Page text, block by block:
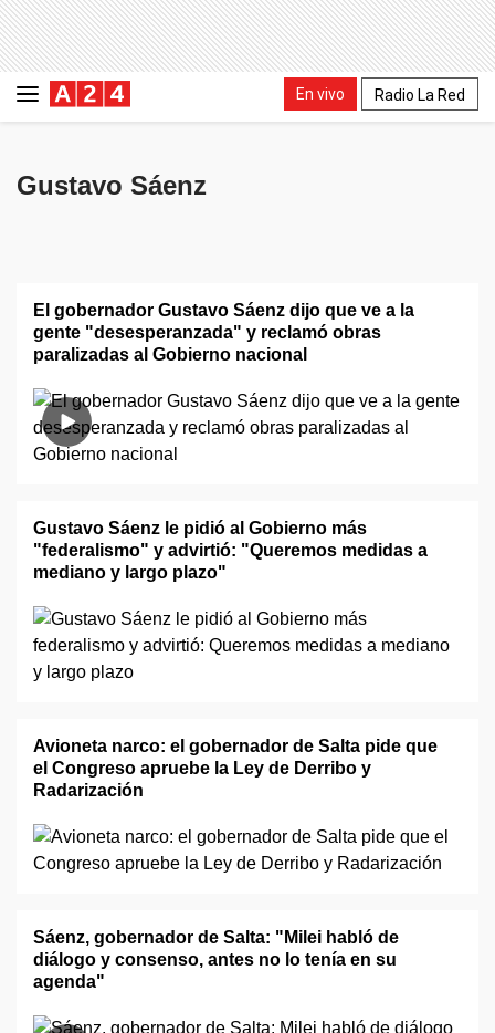
En vivo Radio La Red
Gustavo Sáenz
El gobernador Gustavo Sáenz dijo que ve a la
gente "desesperanzada" y reclamó obras
paralizadas al Gobierno nacional
Gustavo Sáenz le pidió al Gobierno más
"federalismo" y advirtió: "Queremos medidas a
mediano y largo plazo"
Avioneta narco: el gobernador de Salta pide que
el Congreso apruebe la Ley de Derribo y
Radarización
Sáenz, gobernador de Salta: "Milei habló de
diálogo y consenso, antes no lo tenía en su
agenda"